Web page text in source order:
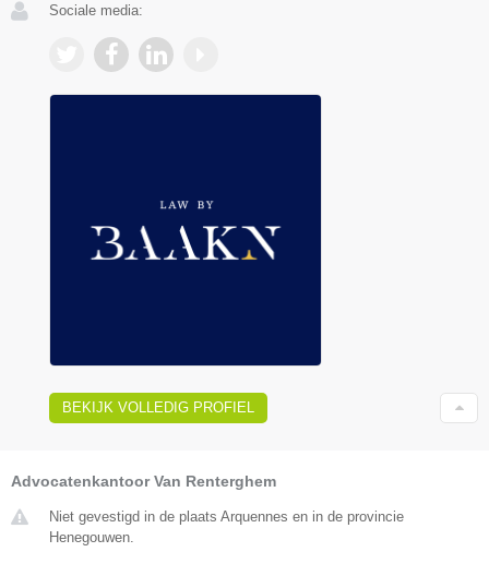
Sociale media:
BEKIJK VOLLEDIG PROFIEL
Advocatenkantoor Van Renterghem
Niet gevestigd in de plaats Arquennes en in de provincie
Henegouwen.